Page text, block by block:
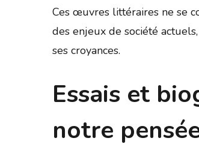
Ces œuvres littéraires ne se
des enjeux de société
ses croyances.
Essais et
notre